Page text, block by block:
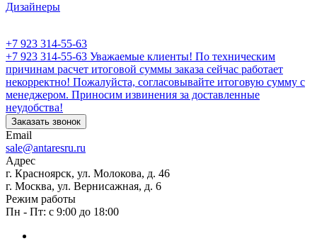
Дизайнеры
+7 923 314-55-63
+7 923 314-55-63 Уважаемые клиенты! По техническим
причинам расчет итоговой суммы заказа сейчас работает
некорректно! Пожалуйста, согласовывайте итоговую сумму с
менеджером. Приносим извинения за доставленные
неудобства!
Заказать звонок
Email
sale@antaresru.ru
Адрес
г. Красноярск, ул. Молокова, д. 46
г. Москва, ул. Вернисажная, д. 6
Режим работы
Пн - Пт: с 9:00 до 18:00